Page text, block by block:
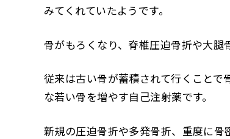
みてくれていたようです。
骨がもろくなり、脊椎圧迫骨折や大腿
従来は古い骨が蓄積されて行くこと
な若い骨を増やす自己注射薬です。
新規の圧迫骨折や多発骨折、重度に